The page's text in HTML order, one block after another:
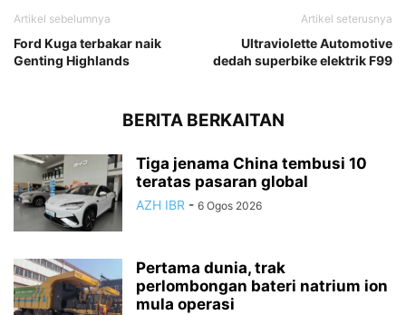
Artikel sebelumnya
Ford Kuga terbakar naik
Genting Highlands
Artikel seterusnya
Ultraviolette Automotive
dedah superbike elektrik F99
BERITA BERKAITAN
Tiga jenama China tembusi 10
teratas pasaran global
AZH IBR - 6 Ogos 2026
Pertama dunia, trak
perlombongan bateri natrium ion
mula operasi